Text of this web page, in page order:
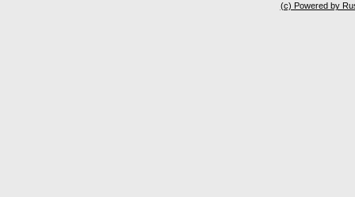
(c) Powered by